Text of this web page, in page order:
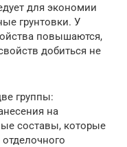
для экономии
грунтовки. У
повышаются,
добиться не
группы:
на
составы, которые